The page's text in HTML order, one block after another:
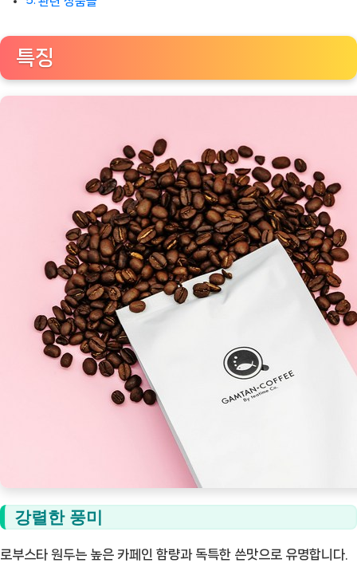
특징
강렬한 풍미
로부스타 원두는 높은 카페인 함량과 독특한 쓴맛으로 유명합니다.